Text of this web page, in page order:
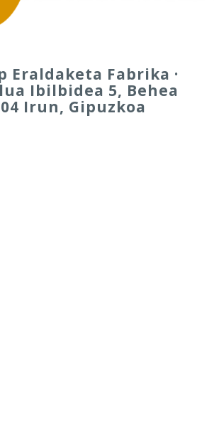
Eraldaketa Fabrika ·
Ibilbidea 5, Behea
Irun, Gipuzkoa